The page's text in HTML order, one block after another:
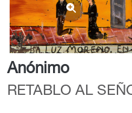
Anónimo
RETABLO AL